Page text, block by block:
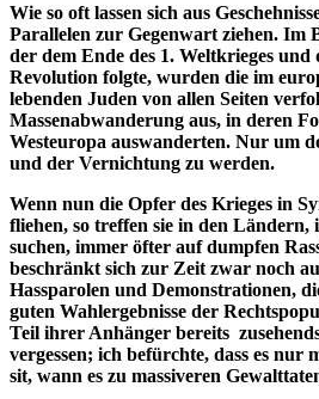
Wie so oft lassen sich aus
Parallelen zur Gegenwart ziehen. Im
der dem Ende des 1. Weltkrieges und
Revolution folgte, wurden die im
lebenden Juden von allen Seiten
Massenabwanderung aus, in deren
Westeuropa auswanderten. Nur um
und der Vernichtung zu werden.
Wenn nun die Opfer des Krieges in
fliehen, so treffen sie in den Ländern,
suchen, immer öfter auf dumpfen
beschränkt sich zur Zeit zwar noch
Hassparolen und Demonstrationen,
guten Wahlergebnisse der
Teil ihrer Anhänger bereits
vergessen; ich befürchte, dass es nur
sit, wann es zu massiveren